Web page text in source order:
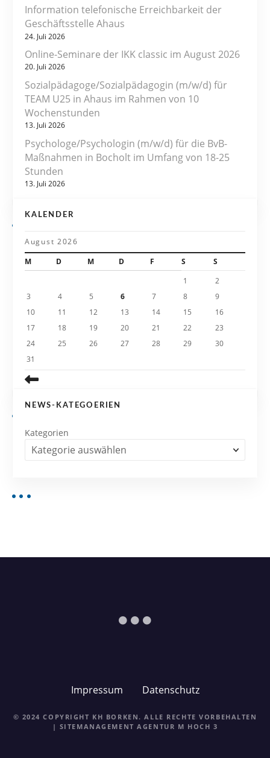
a
Information telefonische Erreichbarkeit der
Geschäftsstelle Ahaus
24. Juli 2026
Online-Seminare der IKK classic im August 2026
20. Juli 2026
Sozialpädagoge/Sozialpädagogin (m/w/d) für
TEAM U25 in Ahaus im Rahmen von 10
Wochenstunden
13. Juli 2026
Psychologe/Psychologin (m/w/d) für die BvB-
Maßnahmen in Bocholt im Umfang von 18-25
Stunden
13. Juli 2026
KALENDER
August 2026
M
D M D F S
S
1
2
3
4 5 6 7 8
9
10
11 12 13 14 15
16
17
18 19 20 21 22
23
24
25 26 27 28 29
30
31
NEWS-KATEGOERIEN
Kategorien
Impressum Datenschutz
© 2024 COPYRIGHT KH BORKEN. ALLE RECHTE VORBEHALTEN
| SITEMANAGEMENTAGENTUR M HOCH 3